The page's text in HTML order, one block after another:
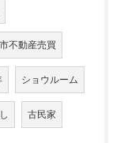
不動産売買
ショウルーム
古民家